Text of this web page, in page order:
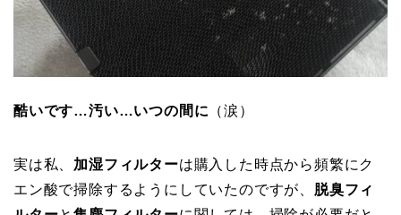
酷いです…汚い…いつの間に （涙）
実は私、 加湿フィルターは購入した時点から頻繁にク
エン酸で掃除するようにしていたのですが、 脱臭フィ